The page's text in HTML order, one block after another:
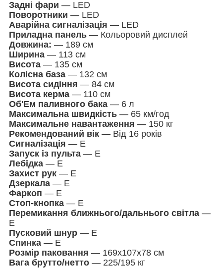
Задні фари — LED
Поворотники — LED
Аварійна сигналізація — LED
Приладна панель — Кольоровий дисплей
Довжина: — 189 см
Ширина — 113 см
Висота — 135 см
Колісна база — 132 см
Висота сидіння — 84 см
Висота керма — 110 см
Об'Ем паливного бака — 6 л
Максимальна швидкість — 65 км/год
Максимальне навантаження — 150 кг
Рекомендований вік — Від 16 років
Сигналізація — Е
Запуск із пульта — Е
Лебідка — Е
Захист рук — Е
Дзеркала — Е
Фаркоп — Е
Стоп-кнопка — Е
Перемикання ближнього/дальнього світла —
Е
Пусковий шнур — Е
Спинка — Е
Розмір паковання — 169х107х78 см
Вага брутто/нетто — 225/195 кг